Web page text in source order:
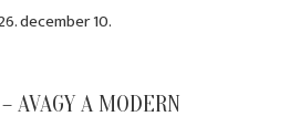
december 10.
AVAGY A MODERN